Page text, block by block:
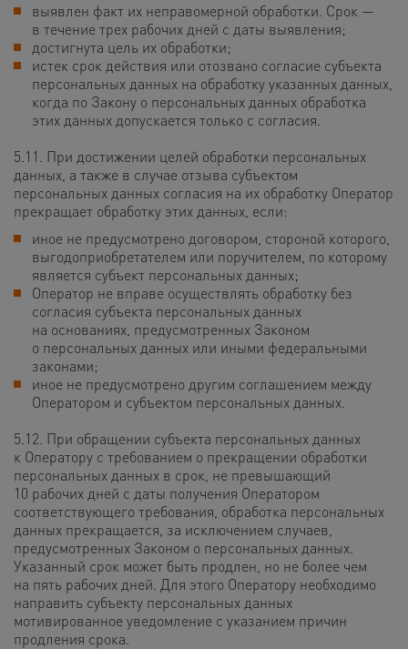
выявлен факт их неправомерной обработки. Срок —
в течение трех рабочих дней с даты выявления;
достигнута цель их обработки;
истек срок действия или отозвано согласие субъекта
персональных данных на обработку указанных данных,
когда по Закону о персональных данных обработка
этих данных допускается только с согласия.
5.11. При достижении целей обработки персональных
данных, а также в случае отзыва субъектом
персональных данных согласия на их обработку Оператор
прекращает обработку этих данных, если:
иное не предусмотрено договором, стороной которого,
выгодоприобретателем или поручителем, по которому
является субъект персональных данных;
Оператор не вправе осуществлять обработку без
согласия субъекта персональных данных
на основаниях, предусмотренных Законом
о персональных данных или иными федеральными
законами;
иное не предусмотрено другим соглашением между
Оператором и субъектом персональных данных.
5.12. При обращении субъекта персональных данных
к Оператору с требованием о прекращении обработки
персональных данных в срок, не превышающий
10 рабочих дней с даты получения Оператором
соответствующего требования, обработка персональных
данных прекращается, за исключением случаев,
предусмотренных Законом о персональных данных.
Указанный срок может быть продлен, но не более чем
на пять рабочих дней. Для этого Оператору необходимо
направить субъекту персональных данных
мотивированное уведомление с указанием причин
продления срока.